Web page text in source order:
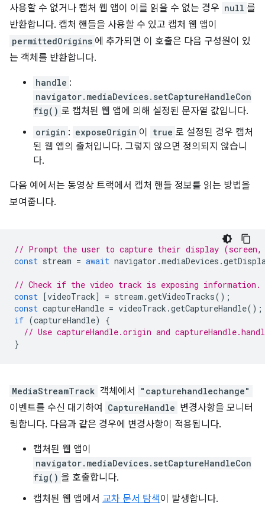
사용할 수 없거나 캡처 웹 앱이 이를 읽을 수 없는 경우 null 를
반환합니다. 캡처 핸들을 사용할 수 있고 캡처 웹 앱이
permittedOrigins 에 추가되면 이 호출은 다음 구성원이 있
는 객체를 반환합니다.
handle :
navigator.mediaDevices.setCaptureHandleCon
fig() 로 캡처된 웹 앱에 의해 설정된 문자열 값입니다.
origin : exposeOrigin 이 true 로 설정된 경우 캡처
된 웹 앱의 출처입니다. 그렇지 않으면 정의되지 않습니
다.
다음 예에서는 동영상 트랙에서 캡처 핸들 정보를 읽는 방법을
보여줍니다.
// Prompt the user to capture their display (screen,
const stream = await navigator .mediaDevices .
// Check if the video track is exposing information.
const [videoTrack] = stream .getVideoTracks();
const captureHandle = videoTrack .getCaptureHandle();
if (captureHandle)
{
// Use captureHandle.origin and
}
MediaStreamTrack 객체에서 "capturehandlechange"
이벤트를 수신 대기하여 CaptureHandle 변경사항을 모니터
링합니다. 다음과 같은 경우에 변경사항이 적용됩니다.
캡처된 웹 앱이
navigator.mediaDevices.setCaptureHandleCon
fig() 을 호출합니다.
캡처된 웹 앱에서 교차 문서 탐색이 발생합니다.